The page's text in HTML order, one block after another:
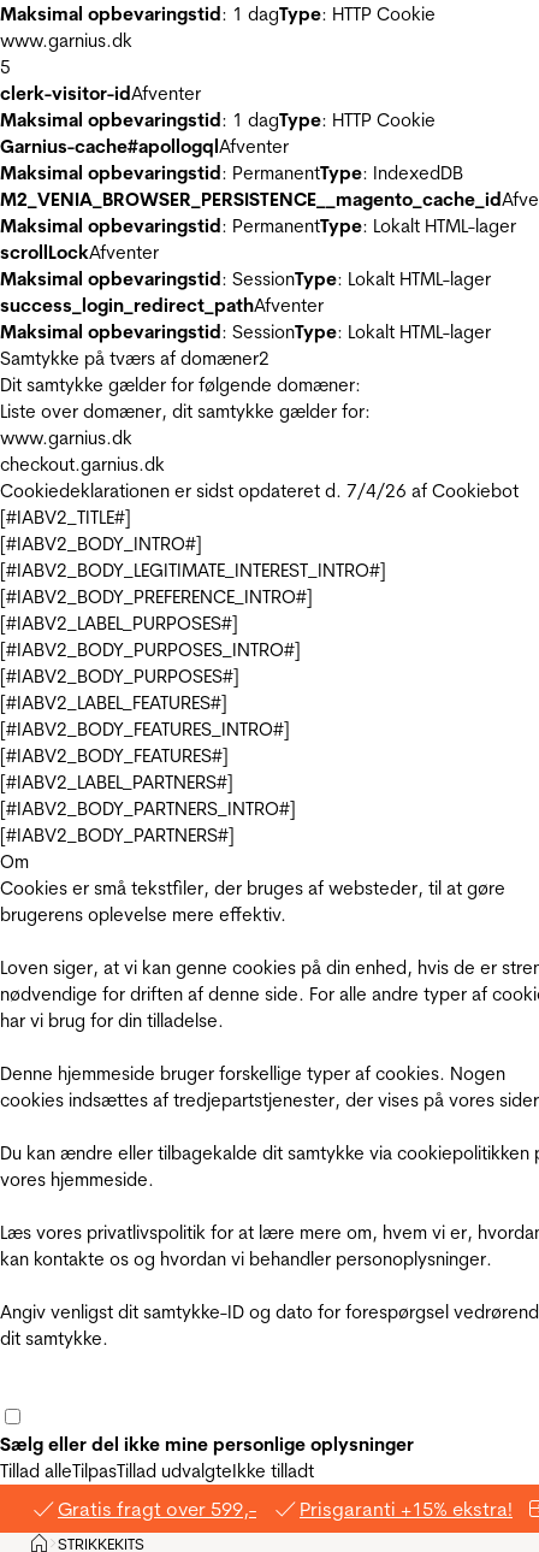
Maksimal opbevaringstid: 1 dagType: HTTP Cookie
www.garnius.dk
5
clerk-visitor-idAfventer
Maksimal opbevaringstid: 1 dagType: HTTP Cookie
Garnius-cache#apollogqlAfventer
Maksimal opbevaringstid: PermanentType: IndexedDB
M2_VENIA_BROWSER_PERSISTENCE__magento_cache_id
Maksimal opbevaringstid: PermanentType: Lokalt HTML-lager
scrollLockAfventer
Maksimal opbevaringstid: SessionType: Lokalt HTML-lager
success_login_redirect_pathAfventer
Maksimal opbevaringstid: SessionType: Lokalt HTML-lager
Samtykke på tværs af domæner2
Dit samtykke gælder for følgende domæner:
Liste over domæner, dit samtykke gælder for:
www.garnius.dk
checkout.garnius.dk
Cookiedeklarationen er sidst opdateret d. 7/4/26 af Cookiebot
[#IABV2_TITLE#]
[#IABV2_BODY_INTRO#]
[#IABV2_BODY_LEGITIMATE_INTEREST_INTRO#]
[#IABV2_BODY_PREFERENCE_INTRO#]
[#IABV2_LABEL_PURPOSES#]
[#IABV2_BODY_PURPOSES_INTRO#]
[#IABV2_BODY_PURPOSES#]
[#IABV2_LABEL_FEATURES#]
[#IABV2_BODY_FEATURES_INTRO#]
[#IABV2_BODY_FEATURES#]
[#IABV2_LABEL_PARTNERS#]
[#IABV2_BODY_PARTNERS_INTRO#]
[#IABV2_BODY_PARTNERS#]
Om
Cookies er små tekstfiler, der bruges af websteder, til at gøre
brugerens oplevelse mere effektiv.
Loven siger, at vi kan genne cookies på din enhed, hvis de er
nødvendige for driften af denne side. For alle andre typer af
har vi brug for din tilladelse.
Denne hjemmeside bruger forskellige typer af cookies. Nogen
cookies indsættes af tredjepartstjenester, der vises på vores
Du kan ændre eller tilbagekalde dit samtykke via cookiepolitikken
vores hjemmeside.
Læs vores privatlivspolitik for at lære mere om, hvem vi er,
kan kontakte os og hvordan vi behandler personoplysninger.
Angiv venligst dit samtykke-ID og dato for forespørgsel
dit samtykke.
Sælg eller del ikke mine personlige oplysninger
Tillad alleTilpasTillad udvalgteIkke tilladt
Gratis fragt over 599,- Prisgaranti +15% ekstra!
Hjem
>STRIKKEKITS